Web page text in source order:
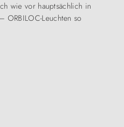
wie vor hauptsächlich in
ORBILOC-Leuchten so